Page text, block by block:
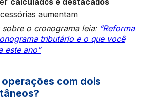
calculados e destacados
aumentam
sobre o cronograma leia: “Reforma
tributário e o que você
este ano”
com dois